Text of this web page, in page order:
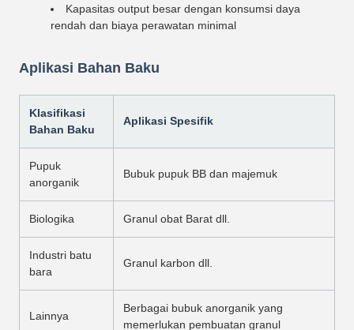
Kapasitas output besar dengan konsumsi daya
rendah dan biaya perawatan minimal
Aplikasi Bahan Baku
Klasifikasi
Bahan Baku
Aplikasi Spesifik
Pupuk
anorganik
Bubuk pupuk BB dan majemuk
Biologika Granul obat Barat dll.
Industri batu
bara
Granul karbon dll.
Lainnya
Berbagai bubuk anorganik yang
memerlukan pembuatan granul